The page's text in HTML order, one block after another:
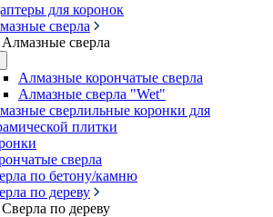
для коронок
сверла
Алмазные сверла
Алмазные корончатые сверла
Алмазные сверла "Wet"
сверлильные коронки для
плитки
сверла
по бетону/камню
по дереву
Сверла по дереву